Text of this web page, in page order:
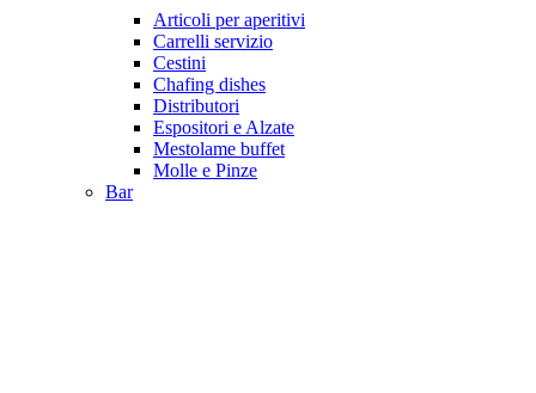
Articoli per aperitivi
Carrelli servizio
Cestini
Chafing dishes
Distributori
Espositori e Alzate
Mestolame buffet
Molle e Pinze
Bar